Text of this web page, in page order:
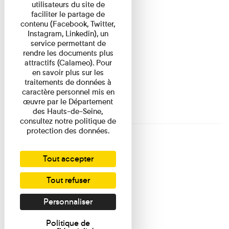
utilisateurs du site de
faciliter le partage de
contenu (Facebook, Twitter,
Instagram, Linkedin), un
service permettant de
rendre les documents plus
attractifs (Calameo). Pour
en savoir plus sur les
traitements de données à
caractère personnel mis en
œuvre par le Département
des Hauts-de-Seine,
consultez notre politique de
protection des données.
Tout accepter
Tout refuser
Personnaliser
Politique de